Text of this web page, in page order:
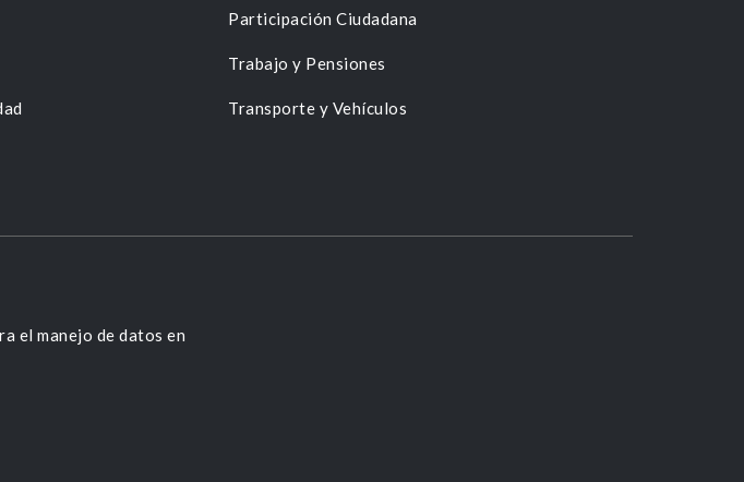
Participación Ciudadana
Trabajo y Pensiones
Transporte y Vehículos
el manejo de datos en